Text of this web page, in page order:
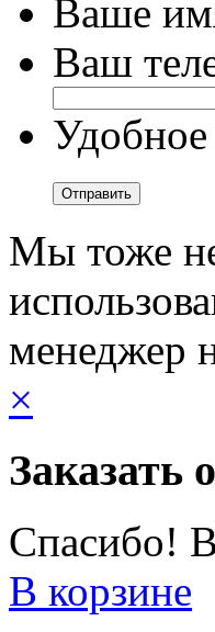
Ваше
Ваш
Удобное
Мы тоже
менеджер
×
Заказать
Спасибо!
В корзине